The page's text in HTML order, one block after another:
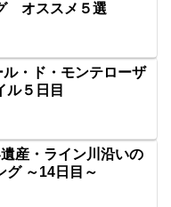
オススメ５選
ル・ド・モンテローザ
ル５日目
遺産・ライン川沿いの
グ ～14日目～